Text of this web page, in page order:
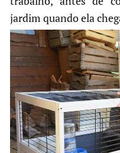
jardim quando ela